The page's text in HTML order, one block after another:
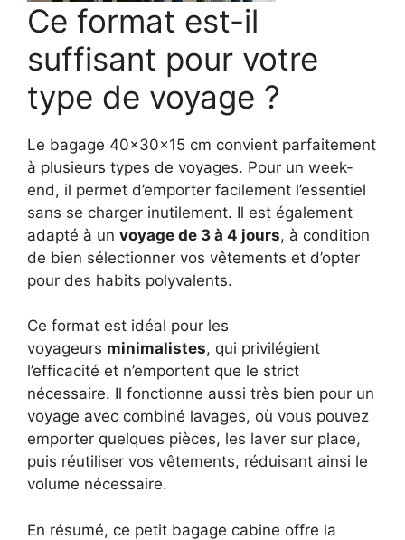
Ce format est-il
suffisant pour votre
type de voyage ?
Le bagage 40x30x15 cm convient parfaitement
à plusieurs types de voyages. Pour un week-
end, il permet d’emporter facilement l’essentiel
sans se charger inutilement. Il est également
adapté à un voyage de 3 à 4 jours, à condition
de bien sélectionner vos vêtements et d’opter
pour des habits polyvalents.
Ce format est idéal pour les
voyageurs minimalistes, qui privilégient
l’efficacité et n’emportent que le strict
nécessaire. Il fonctionne aussi très bien pour un
voyage avec combiné lavages, où vous pouvez
emporter quelques pièces, les laver sur place,
puis réutiliser vos vêtements, réduisant ainsi le
volume nécessaire.
En résumé, ce petit bagage cabine offre la